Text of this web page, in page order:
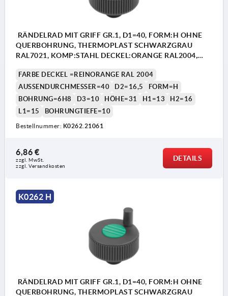
RÄNDELRAD MIT GRIFF GR.1, D1=40, FORM:H OHNE
QUERBOHRUNG, THERMOPLAST SCHWARZGRAU
RAL7021, KOMP:STAHL DECKEL:ORANGE RAL2004,
FARBE DECKEL =REINORANGE RAL 2004
AUSSENDURCHMESSER=40
D2=16,5
FORM=H
BOHRUNG=6H8
D3=10 HÖHE=31 H1=13
H2=16
L1=15
BOHRUNGTIEFE=10
Bestellnummer: K0262.21061
6,86 €
zzgl. MwSt.
zzgl. Versandkosten
DETAILS
K0262 H
RÄNDELRAD MIT GRIFF GR.1, D1=40, FORM:H OHNE
QUERBOHRUNG, THERMOPLAST SCHWARZGRAU